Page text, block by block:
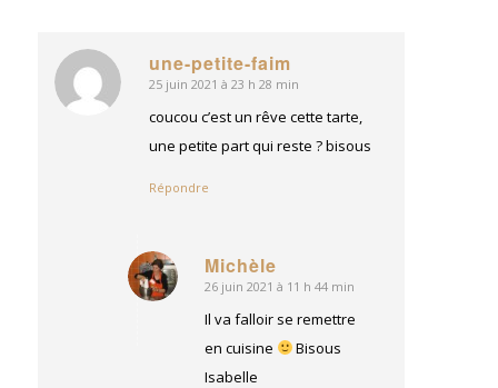
une-petite-faim
dit
:
25 juin 2021 à 23 h 28 min
coucou c’est un rêve cette tarte,
une petite part qui reste ? bisous
Répondre
Michèle
dit
26 juin 2021 à 11 h 44 min
Il va falloir se remettre
en cuisine
Bisous
Isabelle